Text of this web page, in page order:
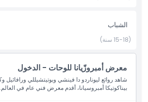
الاستثناءات
ساعات العمل
ما يجب معرفته
الشباب
(15-18 سنة)
معرض أمبروزّيانا للوحات - الدخول
شاهد روائع ليوناردو دا فينشي وبوتيتشيللي ورافائيل
بيناكوتيكا أمبروسيانا، أقدم معرض فني عام في العالم.